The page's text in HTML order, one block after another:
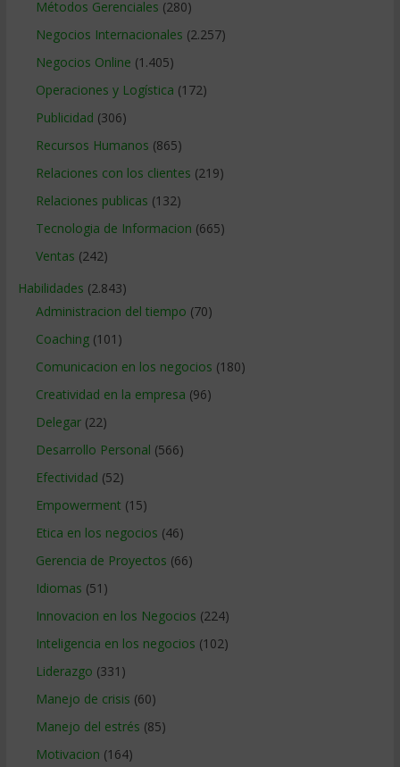
Métodos Gerenciales (280)
Negocios Internacionales (2.257)
Negocios Online (1.405)
Operaciones y Logística (172)
Publicidad (306)
Recursos Humanos (865)
Relaciones con los clientes (219)
Relaciones publicas (132)
Tecnologia de Informacion (665)
Ventas (242)
Habilidades (2.843)
Administracion del tiempo (70)
Coaching(101)
Comunicacion en los negocios (180)
Creatividad en la empresa (96)
Delegar(22)
Desarrollo Personal (566)
Efectividad (52)
Empowerment (15)
Etica en los negocios (46)
Gerencia de Proyectos (66)
Idiomas (51)
Innovacion en los Negocios (224)
Inteligencia en los negocios (102)
Liderazgo (331)
Manejo de crisis (60)
Manejo del estrés (85)
Motivacion (164)